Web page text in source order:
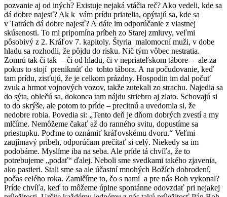
pozvanie aj od iných? Existuje nejaká vtáčia reč? Ako vedeli, kde sa
dá dobre najesť? Ak k vám prídu priatelia, opýtajú sa, kde sa
v Tatrách dá dobre najesť? A dáte im odporúčanie z vlastnej
skúsenosti. To mi pripomína príbeh zo Starej zmluvy, veľmi
pôsobivý z 2. Kráľov 7. kapitoly. Štyria malomocní muži, v dobe
hladu sa rozhodli, že pôjdu do risku. Nič tým vôbec nestratia.
Zomrú tak či tak – či od hladu, či v nepriateľskom tábore – ale za
pokus to stojí preniknúť do tohto tábora. A na počudovanie, keď
tam prídu, zisťujú, že je celkom prázdny. Hospodin im dal počuť
zvuk a hrmot vojnových vozov, takže zutekali zo strachu. Najedia sa
do sýta, oblečú sa, dokonca tam nájdu striebro aj zlato. Schovajú si
to do skrýše, ale potom to príde – precitnú a uvedomia si, že
nedobre robia. Povedia si: „Tento deň je dňom dobrých zvestí a my
mlčíme. Nemôžeme čakať až do ranného svitu, dopustíme sa
priestupku. Poďme to oznámiť kráľovskému dvoru.“ Veľmi
zaujímavý príbeh, odporúčam prečítať si celý. Niekedy sa im
podobáme. Myslíme iba na seba. Ale príde tá chvíľa, že to
potrebujeme „podať“ ďalej. Neboli sme svedkami takého zjavenia,
ako pastieri. Stali sme sa ale účastní mnohých Božích dobrodení,
počas celého roka. Zamlčíme to, čo s nami a pre nás Boh vykonal?
Príde chvíľa, keď to môžeme úplne spontánne odovzdať pri nejakej